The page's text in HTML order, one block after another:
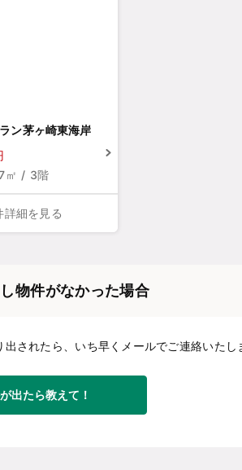
ン茅ヶ崎東海岸
㎡ / 3階
詳細を見る
物件がなかった場合
されたら、いち早くメールでご連絡いたし
出たら教えて！